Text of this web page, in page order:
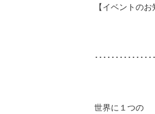
【イベントのお
･････････････
世界に１つの